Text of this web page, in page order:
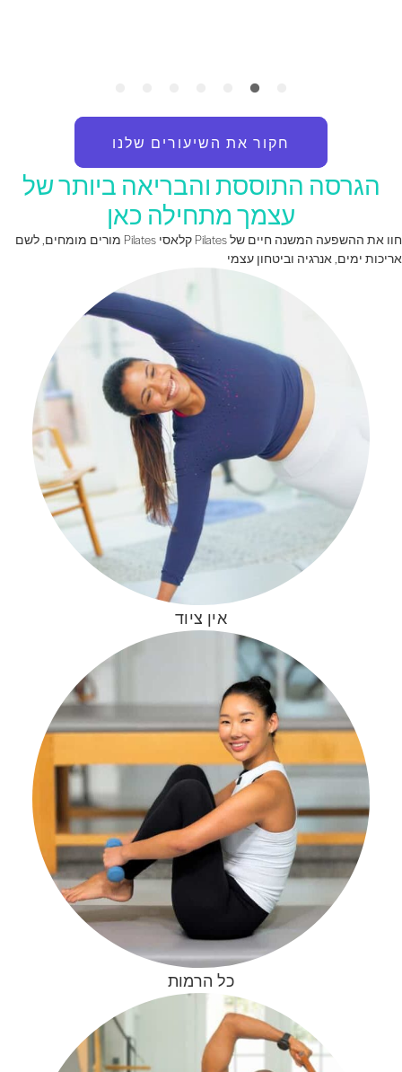
חקור את השיעורים שלנו
הגרסה התוססת והבריאה ביותר של
עצמך מתחילה כאן
חוו את ההשפעה המשנה חיים של Pilates קלאסי Pilates מורים מומחים, לשם
ימים, אנרגיה וביטחון עצמי
אין ציוד
כל הרמות